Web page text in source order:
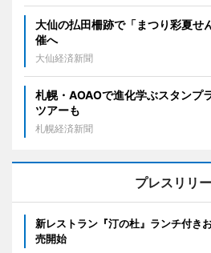
大仙の払田柵跡で「まつり彩夏
催へ
大仙経済新聞
札幌・AOAOで進化学ぶスタン
ツアーも
札幌経済新聞
プレスリリ
新レストラン『汀の杜』ランチ付き
売開始